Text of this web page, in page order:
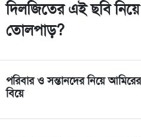
দিলজিতের এই ছবি
তোলপাড়?
পরিবার ও সন্তানদের নিয়ে
বিয়ে